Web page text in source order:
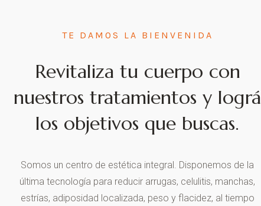
TE DAMOS LA BIENVENIDA
Revitaliza tu cuerpo con
nuestros tratamientos y lográ
los objetivos que buscas.
Somos un centro de estética integral. Disponemos de la
última tecnología para reducir arrugas, celulitis, manchas,
estrías, adiposidad localizada, peso y flacidez, al tiempo